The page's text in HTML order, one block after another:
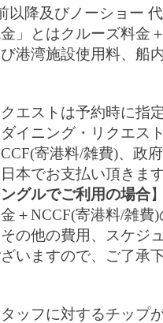
以降及びノーショー
」とはクルーズ料金
港湾施設使用料、船
クエストは予約時に
イニング・リクエス
寄港料/雑費)、政
本でお支払い頂きま
グルでご利用の場合
＋NCCF(寄港料/雑費
その他の費用、スケ
いますので、ご了承
タッフに対するチッ